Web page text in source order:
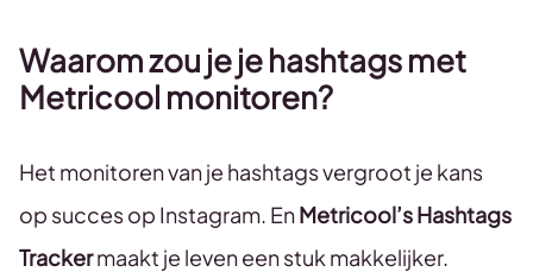
Waarom zou je je hashtags met
Metricool monitoren?
Het monitoren van je hashtags vergroot je kans
op succes op Instagram. EnMetricool’s Hashtags
Trackermaakt je leven een stuk makkelijker.